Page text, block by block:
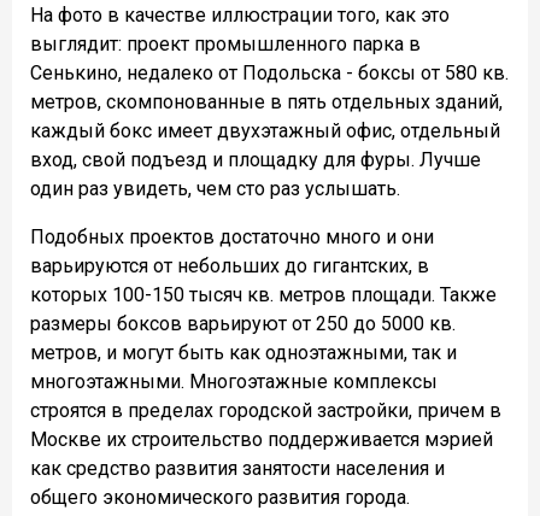
На фото в качестве иллюстрации того, как это
выглядит: проект промышленного парка в
Сенькино, недалеко от Подольска - боксы от 580 кв.
метров, скомпонованные в пять отдельных зданий,
каждый бокс имеет двухэтажный офис, отдельный
вход, свой подъезд и площадку для фуры. Лучше
один раз увидеть, чем сто раз услышать.
Подобных проектов достаточно много и они
варьируются от небольших до гигантских, в
которых 100-150 тысяч кв. метров площади. Также
размеры боксов варьируют от 250 до 5000 кв.
метров, и могут быть как одноэтажными, так и
многоэтажными. Многоэтажные комплексы
строятся в пределах городской застройки, причем в
Москве их строительство поддерживается мэрией
как средство развития занятости населения и
общего экономического развития города.